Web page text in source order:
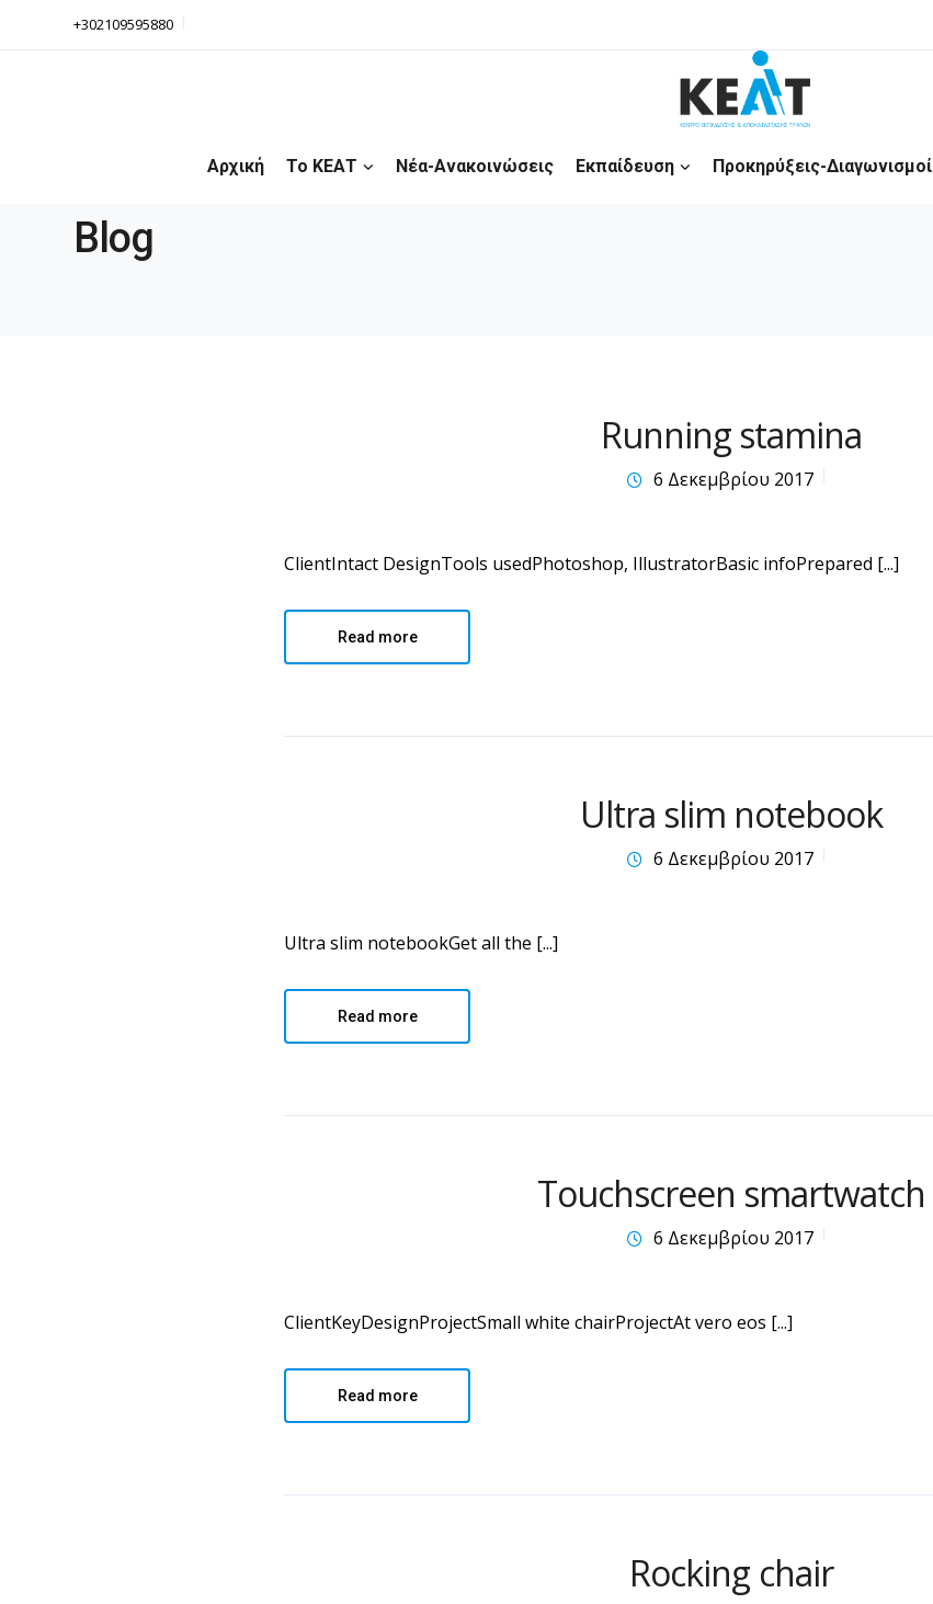
+302109595880
Αρχική Το ΚΕΑΤ Νέα-Ανακοινώσεις Εκπαίδευση Προκηρύξεις-Διαγωνισμοί
Blog
Running stamina
6 Δεκεμβρίου 2017
ClientIntact DesignTools usedPhotoshop, IllustratorBasic infoPrepared [...]
Read more
Ultra slim notebook
6 Δεκεμβρίου 2017
Ultra slim notebookGet all the [...]
Read more
Touchscreen smartwatch
6 Δεκεμβρίου 2017
ClientKeyDesignProjectSmall white chairProjectAt vero eos [...]
Read more
Rocking chair